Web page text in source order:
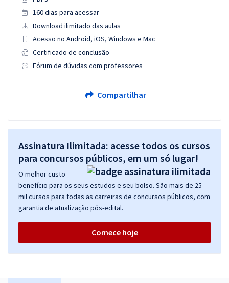
160 dias para acessar
Download ilimitado das aulas
Acesso no Android, iOS, Windows e Mac
Certificado de conclusão
Fórum de dúvidas com professores
Compartilhar
Assinatura Ilimitada: acesse todos os cursos
para concursos públicos, em um só lugar!
O melhor custo
benefício para os seus estudos e seu bolso. São mais de 25
mil cursos para todas as carreiras de concursos públicos, com
garantia de atualização pós-edital.
Comece hoje